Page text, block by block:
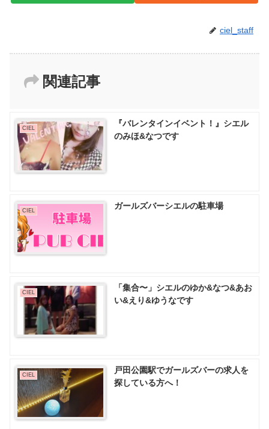
ciel_staff
関連記事
CIEL
『バレンタインイベント！』シエル
のみほ&なつです
CIEL ガールズバーシエルの駐車場
CIEL
「集合〜」シエルのゆか&なつ&あお
い&えり&ゆうなです
CIEL
戸田公園駅でガールズバーの求人を
探している方へ！